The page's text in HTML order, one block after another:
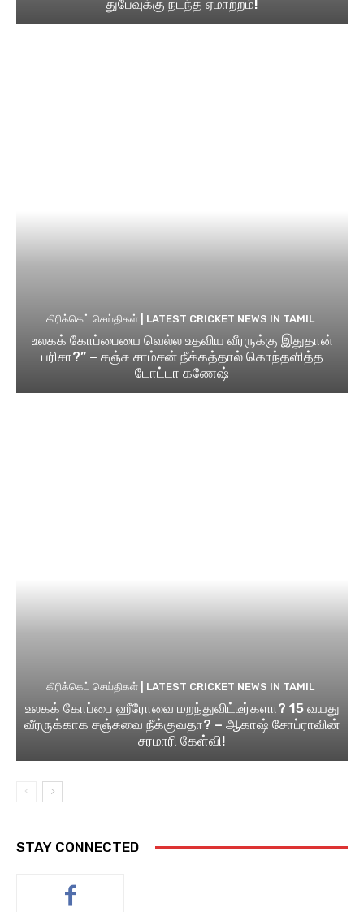
துபேவுக்கு நடந்த ஏமாற்றம்!
கிரிக்கெட் செய்திகள் | LATEST CRICKET NEWS IN TAMIL
உலகக் கோப்பையை வெல்ல உதவிய வீரருக்கு இதுதான்
பரிசா?” – சஞ்சு சாம்சன் நீக்கத்தால் கொந்தளித்த
டோட்டா கணேஷ்
கிரிக்கெட் செய்திகள் | LATEST CRICKET NEWS IN TAMIL
உலகக் கோப்பை ஹீரோவை மறந்துவிட்டீர்களா? 15 வயது
வீரருக்காக சஞ்சுவை நீக்குவதா? – ஆகாஷ் சோப்ராவின்
சரமாரி கேள்வி!
STAY CONNECTED